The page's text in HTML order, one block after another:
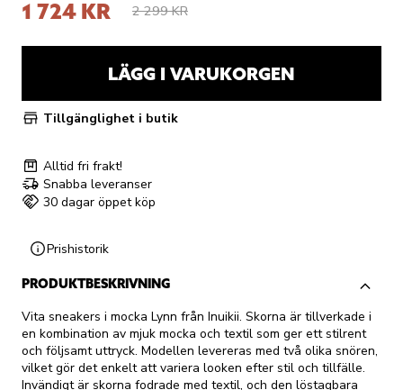
1 724 KR 2 299 KR
LÄGG I VARUKORGEN
Tillgänglighet i butik
Alltid fri frakt!
Snabba leveranser
30 dagar öppet köp
Prishistorik
PRODUKTBESKRIVNING
Vita sneakers i mocka Lynn från Inuikii. Skorna är tillverkade i
en kombination av mjuk mocka och textil som ger ett stilrent
och följsamt uttryck. Modellen levereras med två olika snören,
vilket gör det enkelt att variera looken efter stil och tillfälle.
Invändigt är skorna fodrade med textil, och den löstagbara